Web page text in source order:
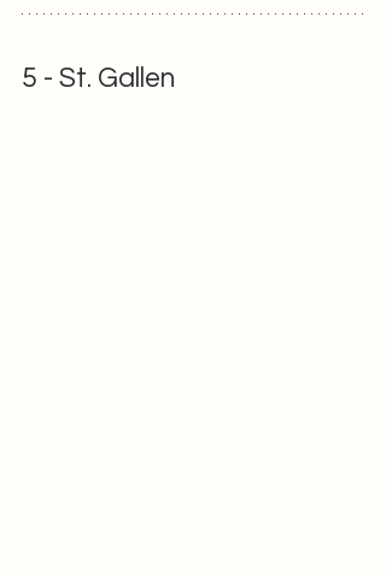
5 - St. Gallen